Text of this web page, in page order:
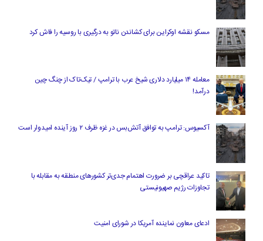
مسکو نقشه اوکراین برای کشاندن ناتو به درگیری با روسیه را فاش کرد
معامله ۱۴ میلیارد دلاری شیخ عرب با ترامپ / تیک‌تاک از چنگ چین
درآمد!
آکسیوس: ترامپ به توافق آتش‌بس در غزه ظرف ۲ روز آینده امیدوار است
تاکید عراقچی بر ضرورت اهتمام جدی‌تر کشورهای منطقه به مقابله با
تجاوزات رژیم صهیونیستی
ادعای معاون نماینده آمریکا در شورای امنیت